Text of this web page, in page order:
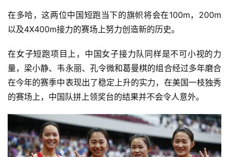
在多哈，这两位中国短跑当下的旗帜将会在100m，200m
以及4X400m接力的赛场上努力创造新的历史。
在女子短跑项目上，中国女子接力队同样是不可小视的力
量，梁小静、韦永丽、孔令微和葛曼棋的组合经过多年磨合
在今年的赛季中表现出了稳定上升的实力，在美国一枝独秀
的赛场上，中国队拼上领奖台的结果并不会令人意外。